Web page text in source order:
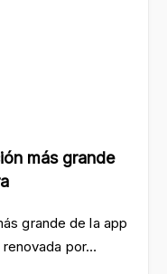
más grande
grande de la app
renovada por…